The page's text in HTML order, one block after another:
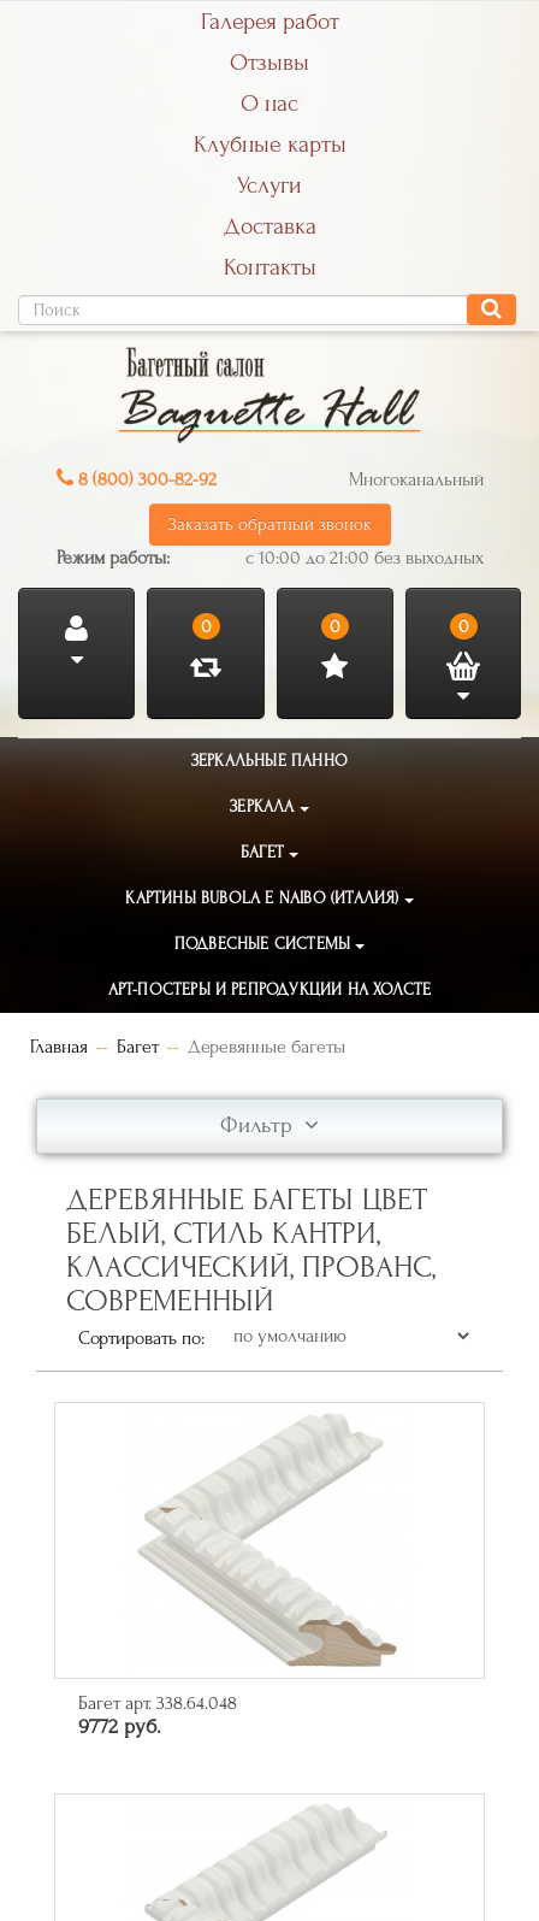
Галерея работ
Отзывы
О нас
Клубные карты
Услуги
Доставка
Контакты
8 (800) 300-82-92 Многоканальный
Заказать обратный звонок
Режим работы: с 10:00 до 21:00 без выходных
0 0 0
ЗЕРКАЛЬНЫЕ ПАННО
ЗЕРКАЛА
БАГЕТ
КАРТИНЫ BUBOLA E NAIBO (ИТАЛИЯ)
ПОДВЕСНЫЕ СИСТЕМЫ
АРТ-ПОСТЕРЫ И РЕПРОДУКЦИИ НА ХОЛСТЕ
Главная Багет Деревянные багеты
Фильтр
ДЕРЕВЯННЫЕ БАГЕТЫ ЦВЕТ
БЕЛЫЙ, СТИЛЬ КАНТРИ,
КЛАССИЧЕСКИЙ, ПРОВАНС,
СОВРЕМЕННЫЙ
Сортировать по:
Багет арт. 338.64.048
9772 руб.